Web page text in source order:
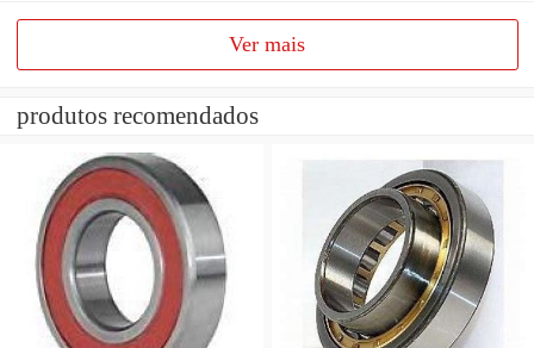
Ver mais
produtos recomendados